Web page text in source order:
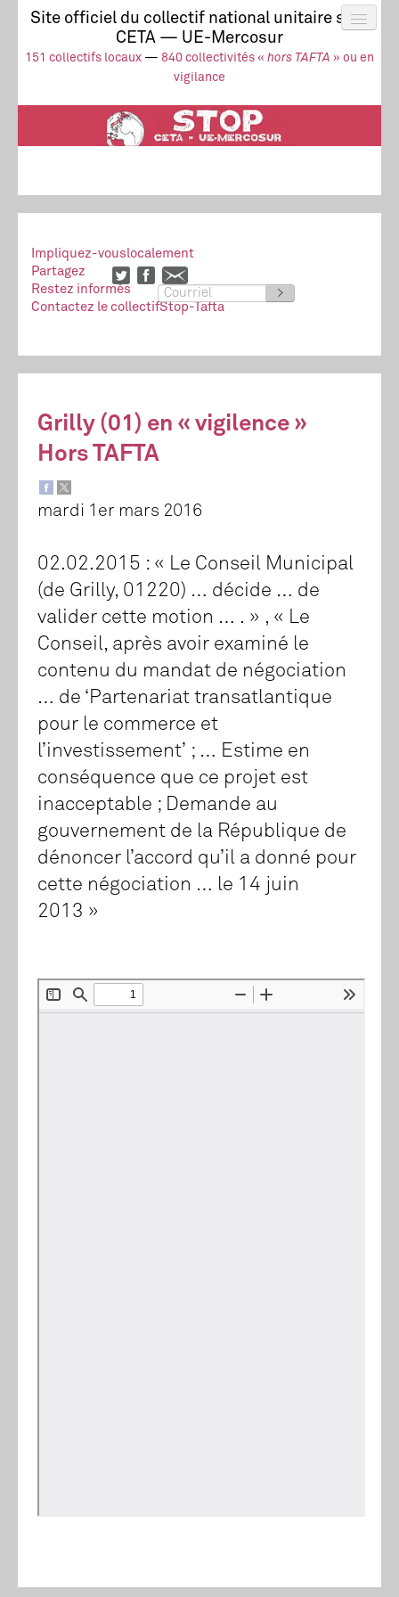
Site officiel du collectif national unitaire stop
CETA — UE-Mercosur
151 collectifs locaux — 840 collectivités « hors TAFTA » ou en
vigilance
Actus
UE-Mercosur
Stop à l’impunité !
TAFTA
CETA
Collectif
Impliquez-vouslocalement
Partagez
Restez informés
>
Contactez le collectifStop-Tafta
Grilly (01) en « vigilence »
Hors TAFTA
mardi 1er mars 2016
02.02.2015 : « Le Conseil Municipal
(de Grilly, 01220) … décide … de
valider cette motion … . » , « Le
Conseil, après avoir examiné le
contenu du mandat de négociation
… de ‘Partenariat transatlantique
pour le commerce et
l’investissement’ ; … Estime en
conséquence que ce projet est
inacceptable ; Demande au
gouvernement de la République de
dénoncer l’accord qu’il a donné pour
cette négociation … le 14 juin
2013 »